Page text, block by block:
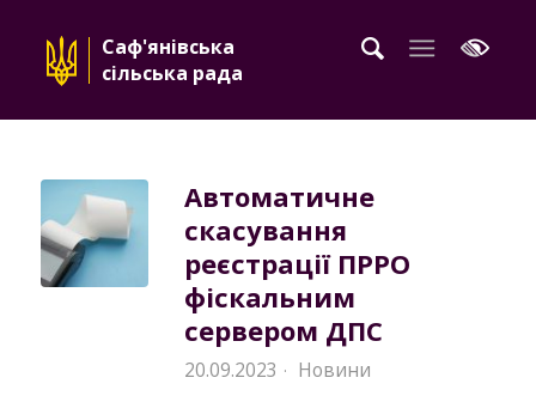
Саф'янівська
сільська рада
Автоматичне
скасування
реєстрації ПРРО
фіскальним
сервером ДПС
20.09.2023 · Новини